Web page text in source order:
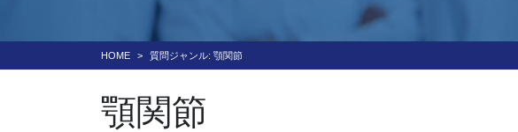
HOME 質問ジャンル: 顎関節
顎関節